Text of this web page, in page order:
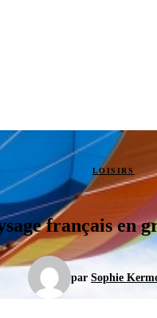
LOISIRS
français en
par Sophie